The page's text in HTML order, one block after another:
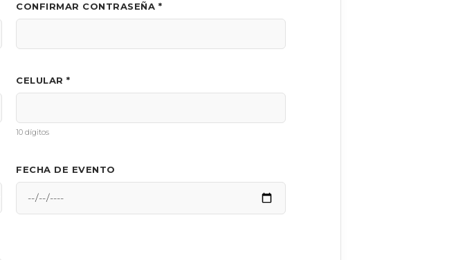
CONFIRMAR CONTRASEÑA *
CELULAR *
10 dígitos
FECHA DE EVENTO